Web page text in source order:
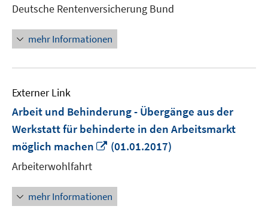
Fenster
Deutsche Rentenversicherung Bund
mehr Informationen
Externer Link
Arbeit und Behinderung - Übergänge aus der
Werkstatt für behinderte in den Arbeitsmarkt
möglich machen
In
öffnen
(01.01.2017)
Arbeiterwohlfahrt
mehr Informationen